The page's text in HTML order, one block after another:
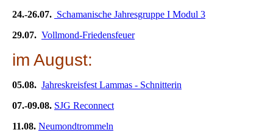
24.-26.07. Schamanische Jahresgruppe I Modul 3
29.07. Vollmond-Friedensfeuer
im August:
05.08. Jahreskreisfest Lammas - Schnitterin
07.-09.08. SJG Reconnect
11.08. Neumondtrommeln